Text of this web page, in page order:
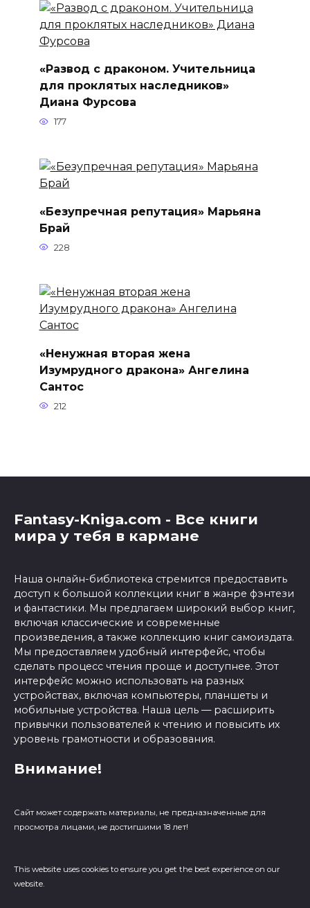
«Развод с драконом. Учительница
для проклятых наследников»
Диана Фурсова
177
«Безупречная репутация» Марьяна
Брай
228
«Ненужная вторая жена
Изумрудного дракона» Ангелина
Сантос
212
Fantasy-Kniga.com - Все книги
мира у тебя в кармане
Наша онлайн-библиотека стремится предоставить
доступ к большой коллекции книг в жанре фэнтези
и фантастики. Мы предлагаем широкий выбор книг,
включая классические и современные
произведения, а также коллекцию книг самоиздата.
Мы предоставляем удобный интерфейс, чтобы
сделать процесс чтения проще и доступнее. Этот
интерфейс можно использовать на разных
устройствах, включая компьютеры, планшеты и
мобильные устройства. Наша цель — расширить
привычки пользователей к чтению и повысить их
уровень грамотности и образования.
Внимание!
Сайт может содержать материалы, не предназначенные для
просмотра лицами, не достигшими 18 лет!
This website uses cookies to ensure you get the best experience on our
website.